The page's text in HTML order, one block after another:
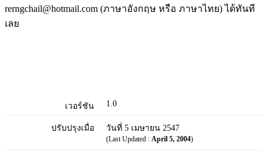
rerngchail@hotmail.com (ภาษาอังกฤษ หรือ ภาษาไทย) ได้ทันที
เลย
เวอร์ชัน 1.0
ปรับปรุงเมื่อ วันที่ 5 เมษายน 2547
(Last Updated : April 5, 2004)